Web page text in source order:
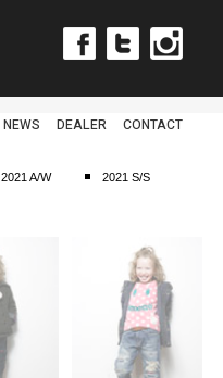
Facebook
Twitter
NEWS DEALER CONTACT
2021 A/W 2021 S/S